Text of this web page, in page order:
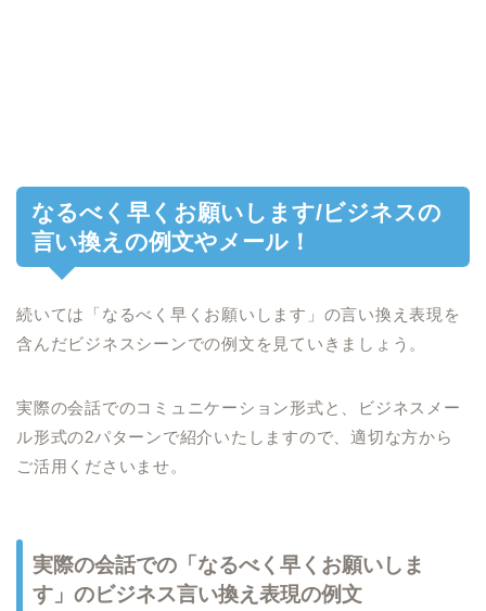
なるべく早くお願いします/ビジネスの
言い換えの例文やメール！
続いては「なるべく早くお願いします」の言い換え表現を
含んだビジネスシーンでの例文を見ていきましょう。
実際の会話でのコミュニケーション形式と、ビジネスメー
ル形式の2パターンで紹介いたしますので、適切な方から
ご活用くださいませ。
実際の会話での「なるべく早くお願いしま
す」のビジネス言い換え表現の例文